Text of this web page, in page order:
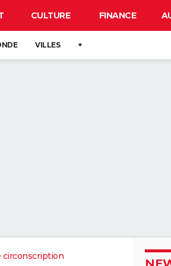
CULTURE FINANCE
VILLES +
circonscription